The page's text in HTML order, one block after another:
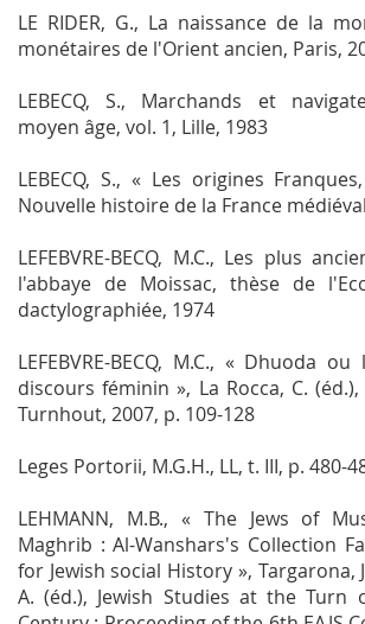
LE RIDER, G., La naissance de la
monétaires de l'Orient ancien, Paris,
LEBECQ, S., Marchands et
moyen âge, vol. 1, Lille, 1983
LEBECQ, S., « Les origines
Nouvelle histoire de la France
LEFEBVRE-BECQ, M.C., Les plus
l'abbaye de Moissac, thèse de
dactylographiée, 1974
LEFEBVRE-BECQ, M.C., « Dhuoda
discours féminin », La Rocca, C. (éd.),
Turnhout, 2007, p. 109-128
Leges Portorii, M.G.H., LL, t. III, p. 480-
LEHMANN, M.B., « The Jews of
Maghrib : Al-Wanshars's Collection
for Jewish social History », Targarona,
A. (éd.), Jewish Studies at the Turn